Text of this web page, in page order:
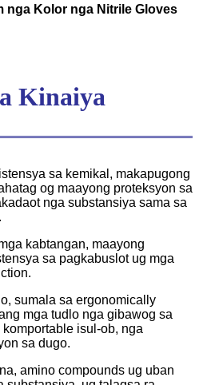
nga Kolor nga Nitrile Gloves
Kinaiya
sa kemikal, makapugong
og maayong proteksyon sa
nga substansiya sama sa
kabtangan, maayong
sa pagkabuslot ug mga
sumala sa ergonomically
mga tudlo nga gibawog sa
isul-ob, nga
sa dugo.
amino compounds ug uban